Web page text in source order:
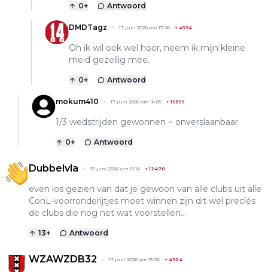
0+ Antwoord
DMDTagz 17 juni 2026 om 17:26 + 4394
Oh ik wil ook wel hoor, neem ik mijn kleine
meid gezellig mee.
0+ Antwoord
mokum410 17 juni 2026 om 16:05 +16899
1/3 wedstrijden gewonnen = onverslaanbaar
0+ Antwoord
Dubbelvla 17 juni 2026 om 15:16 +12470
even los gezien van dat je gewoon van alle clubs uit alle
ConL-voorronderijtjes moet winnen zijn dit wel precíés
de clubs die nog net wat voorstellen...
13+ Antwoord
WZAWZDB32 17 juni 2026 om 15:06 + 4924